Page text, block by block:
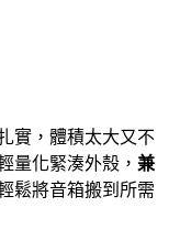
實，體積太大又不
量化緊湊外殼， 兼
鬆將音箱搬到所需